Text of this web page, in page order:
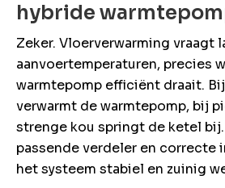
hybride
Zeker. Vloerverwarming vraagt
aanvoertemperaturen, precies
warmtepomp efficiënt draait.
verwarmt de warmtepomp, bij
strenge kou springt de ketel
passende verdeler en correcte
het systeem stabiel en zuinig